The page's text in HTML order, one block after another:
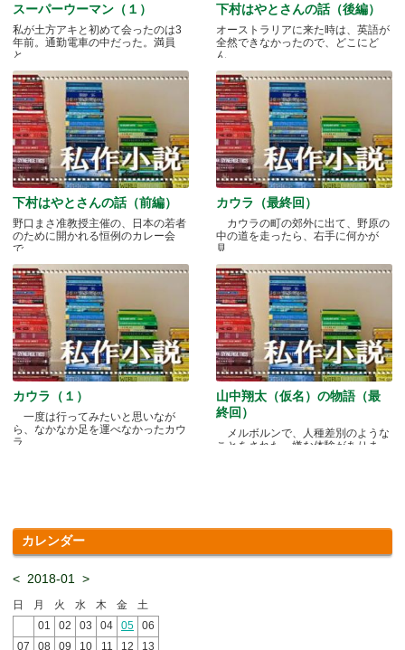
スーパーウーマン（１）
私が土方アキと初めて会ったのは3
年前。通勤電車の中だった。満員
と.....
下村はやとさんの話（後編）
オーストラリアに来た時は、英語が
全然できなかったので、どこにど
ん.....
下村はやとさんの話（前編）
野口まさ准教授主催の、日本の若者
のために開かれる恒例のカレー会
で.....
カウラ（最終回）
カウラの町の郊外に出て、野原の
中の道を走ったら、右手に何かが
見.....
カウラ（１）
一度は行ってみたいと思いなが
ら、なかなか足を運べなかったカウ
ラ.....
山中翔太（仮名）の物語（最
終回）
メルボルンで、人種差別のような
ことをされた、嫌な体験がありま
カレンダー
< 2018-01 >
日 月 火 水 木 金
土
01
02 03 04 05
06
07
08 09 10 11 12
13